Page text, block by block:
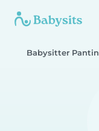
Babysitter Pantin